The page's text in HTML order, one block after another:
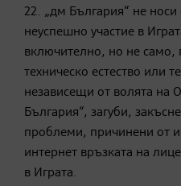
22. „дм България“ не носи
неуспешно участие в
включително, но не
техническо естество или
независещи от волята на
България“, загуби,
проблеми, причинени от
интернет връзката на
в Играта.